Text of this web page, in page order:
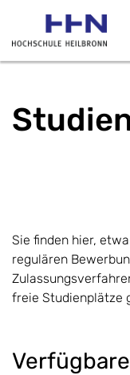
Sie finden hier,
regulären
freie Studienplätze